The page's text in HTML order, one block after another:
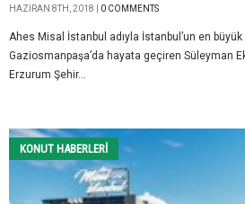
HAZIRAN 8TH, 2018 | 0 COMMENTS
Ahes Misal İstanbul adıyla İstanbul’un en
Gaziosmanpaşa’da hayata geçiren Süleyman
Erzurum Şehir...
KONUT HABERLERI